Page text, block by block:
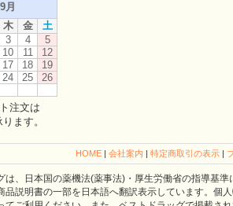
月
木 金
土
3 4
5
10 11
12
17 18
19
24 25
26
注文は
ます。
HOME | 会社案内 | 特定商取引の表示 |
、日本国の薬機法(薬事法)・厚生労働省の指導基
品説明書の一部を日本語へ翻訳表示しています。個